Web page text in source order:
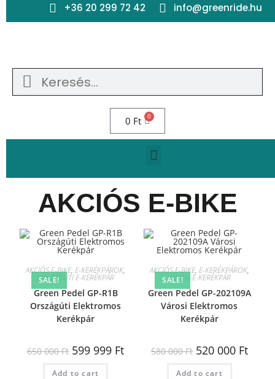
+36 20 299 72 42 info@greenride.hu
0 Ft 0
AKCIÓS E-BIKE
SALE!
AKCIÓS E-BIKE,E-KERÉKPÁROK,
ORSZÁGÚTI E-KERÉKPÁR
Green Pedel GP-R1B
Országúti Elektromos
Kerékpár
650 000Ft 599 999 Ft
Add to cart
SALE!
AKCIÓS E-BIKE, E-KERÉKPÁROK,
VÁROSI E-KERÉKPÁR
Green Pedel GP-202109A
Városi Elektromos
Kerékpár
580 000Ft 520 000 Ft
Add to cart